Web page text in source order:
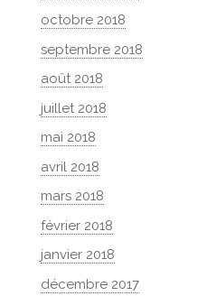
octobre 2018
septembre 2018
août 2018
juillet 2018
mai 2018
avril 2018
mars 2018
février 2018
janvier 2018
décembre 2017